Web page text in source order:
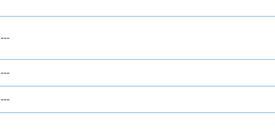
---
---
---